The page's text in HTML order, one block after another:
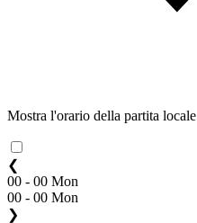
Mostra l'orario della partita locale
❮
00 - 00 Mon
00 - 00 Mon
❯